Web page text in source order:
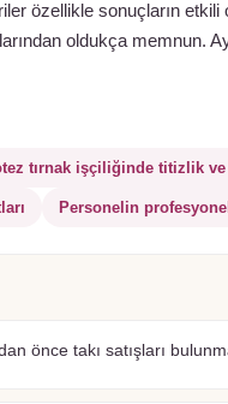
özellikle sonuçların etkili
oldukça memnun.
tırnak işçiliğinde titizlik ve
Personelin
önce takı satışları